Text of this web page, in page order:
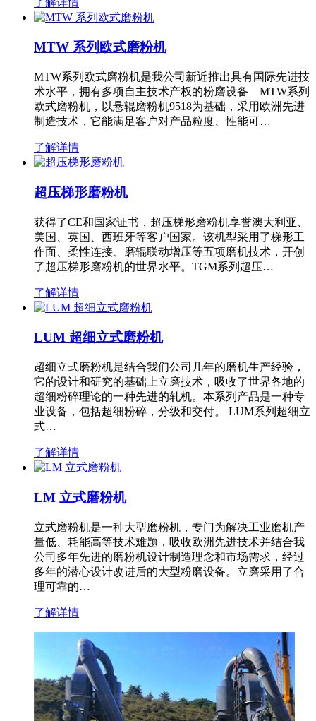
MTW 系列欧式磨粉机
MTW系列欧式磨粉机是我公司新近推出具有国际先进技
术水平，拥有多项自主技术产权的粉磨设备—MTW系列
欧式磨粉机，以悬辊磨粉机9518为基础，采用欧洲先进
制造技术，它能满足客户对产品粒度、性能可…
了解详情
超压梯形磨粉机
获得了CE和国家证书，超压梯形磨粉机享誉澳大利亚、
美国、英国、西班牙等客户国家。该机型采用了梯形工
作面、柔性连接、磨辊联动增压等五项磨机技术，开创
了超压梯形磨粉机的世界水平。TGM系列超压…
了解详情
LUM 超细立式磨粉机
超细立式磨粉机是结合我们公司几年的磨机生产经验，
它的设计和研究的基础上立磨技术，吸收了世界各地的
超细粉碎理论的一种先进的轧机。本系列产品是一种专
业设备，包括超细粉碎，分级和交付。 LUM系列超细立
式…
了解详情
LM 立式磨粉机
立式磨粉机是一种大型磨粉机，专门为解决工业磨机产
量低、耗能高等技术难题，吸收欧洲先进技术并结合我
公司多年先进的磨粉机设计制造理念和市场需求，经过
多年的潜心设计改进后的大型粉磨设备。立磨采用了合
理可靠的…
了解详情